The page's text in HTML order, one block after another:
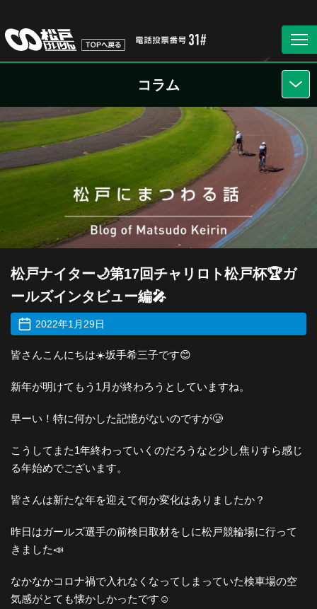
コラム
松戸ナイター🌙第17回チャリロト松戸杯🏆ガ
ールズインタビュー編🎤
2022年1月29日
皆さんこんにちは☀️坂手希三子です😊
新年が明けてもう1月が終わろうとしていますね。
早ーい！特に何かした記憶がないのですが🥲
こうしてまた1年終わっていくのだろうなと少し焦りすら感じ
る年始めでございます。
皆さんは新たな年を迎えて何か変化はありましたか？
昨日はガールズ選手の前検日取材をしに松戸競輪場に行って
きました📣
なかなかコロナ禍で入れなくなってしまっていた検車場の空
気感がとても懐かしかったです☺️